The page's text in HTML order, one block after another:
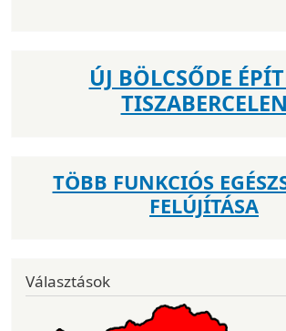
ÚJ BÖLCSŐDE
TISZABERCELEN
TÖBB FUNKCIÓS
FELÚJÍTÁSA
Választások